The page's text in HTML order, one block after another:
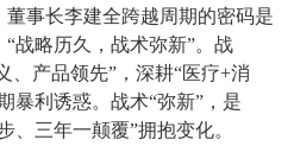
事长李建全跨越周期的密码是
战略历久，战术弥新”。战
、产品领先”，深耕“医疗+消
暴利诱惑。战术“弥新”，是
、三年一颠覆”拥抱变化。